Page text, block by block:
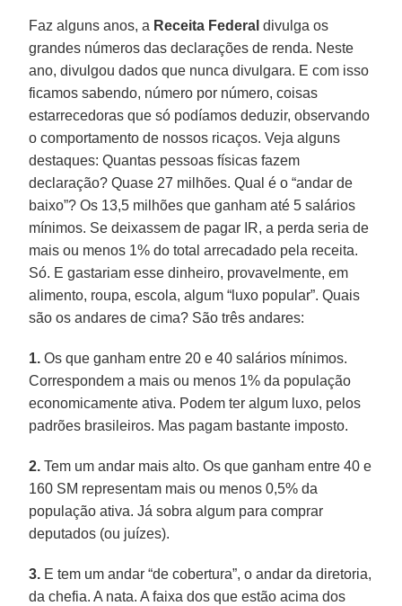
Faz alguns anos, a Receita Federal divulga os
grandes números das declarações de renda. Neste
ano, divulgou dados que nunca divulgara. E com isso
ficamos sabendo, número por número, coisas
estarrecedoras que só podíamos deduzir, observando
o comportamento de nossos ricaços. Veja alguns
destaques: Quantas pessoas físicas fazem
declaração? Quase 27 milhões. Qual é o “andar de
baixo”? Os 13,5 milhões que ganham até 5 salários
mínimos. Se deixassem de pagar IR, a perda seria de
mais ou menos 1% do total arrecadado pela receita.
Só. E gastariam esse dinheiro, provavelmente, em
alimento, roupa, escola, algum “luxo popular”. Quais
são os andares de cima? São três andares:
1. Os que ganham entre 20 e 40 salários mínimos.
Correspondem a mais ou menos 1% da população
economicamente ativa. Podem ter algum luxo, pelos
padrões brasileiros. Mas pagam bastante imposto.
2. Tem um andar mais alto. Os que ganham entre 40 e
160 SM representam mais ou menos 0,5% da
população ativa. Já sobra algum para comprar
deputados (ou juízes).
3. E tem um andar “de cobertura”, o andar da diretoria,
da chefia. A nata. A faixa dos que estão acima dos